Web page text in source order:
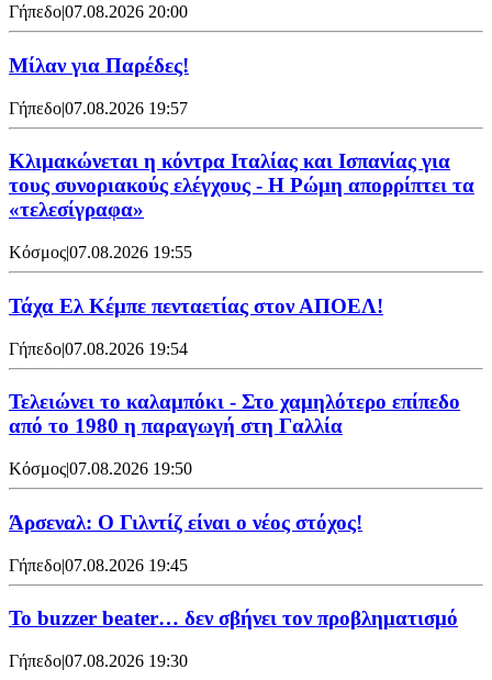
Γήπεδο|07.08.2026 20:00
Μίλαν για Παρέδες!
Γήπεδο|07.08.2026 19:57
Κλιμακώνεται η κόντρα Ιταλίας και Ισπανίας για
τους συνοριακούς ελέγχους - Η Ρώμη απορρίπτει τα
«τελεσίγραφα»
Κόσμος|07.08.2026 19:55
Τάχα Ελ Κέμπε πενταετίας στον ΑΠΟΕΛ!
Γήπεδο|07.08.2026 19:54
Τελειώνει το καλαμπόκι - Στο χαμηλότερο επίπεδο
από το 1980 η παραγωγή στη Γαλλία
Κόσμος|07.08.2026 19:50
Άρσεναλ: Ο Γιλντίζ είναι ο νέος στόχος!
Γήπεδο|07.08.2026 19:45
Το buzzer beater… δεν σβήνει τoν προβληματισμό
Γήπεδο|07.08.2026 19:30